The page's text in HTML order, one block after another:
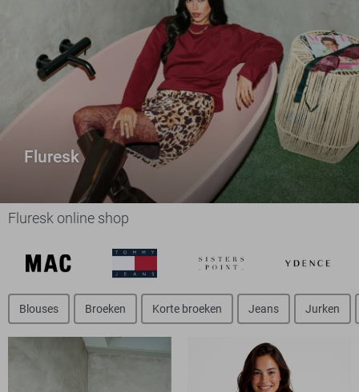
Fluresk
Fluresk online shop
Blouses Broeken Korte broeken Jeans Jurken